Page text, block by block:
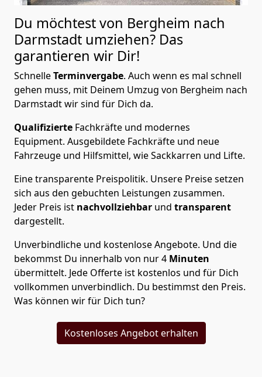
Du möchtest von Bergheim nach
Darmstadt umziehen? Das
garantieren wir Dir!
SchnelleTerminvergabe. Auch wenn es mal schnell
gehen muss, mit Deinem Umzug von Bergheim nach
Darmstadt wir sind für Dich da.
Qualifizierte Fachkräfte und modernes
Equipment. Ausgebildete Fachkräfte und neue
Fahrzeuge und Hilfsmittel, wie Sackkarren und Lifte.
Eine transparente Preispolitik. Unsere Preise setzen
sich aus den gebuchten Leistungen zusammen.
Jeder Preis ist nachvollziehbar und transparent
dargestellt.
Unverbindliche und kostenlose Angebote. Und die
bekommst Du innerhalb von nur4 Minuten
übermittelt. Jede Offerte ist kostenlos und für Dich
vollkommen unverbindlich. Du bestimmst den Preis.
Was können wir für Dich tun?
Kostenloses Angebot erhalten